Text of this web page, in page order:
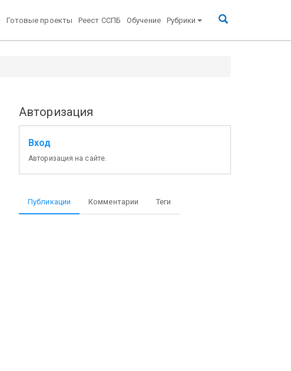
Готовые проекты Реест ССПБ Обучение Рубрики
Авторизация
Вход
Авторизация на сайте.
Публикации Комментарии Теги